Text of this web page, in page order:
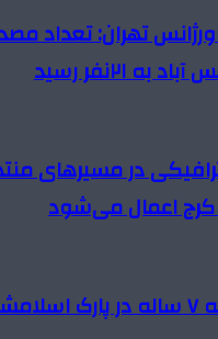
تهران: تعداد
۲۱نفر رسید
در مسیرهای
کرج اعمال می‌شود